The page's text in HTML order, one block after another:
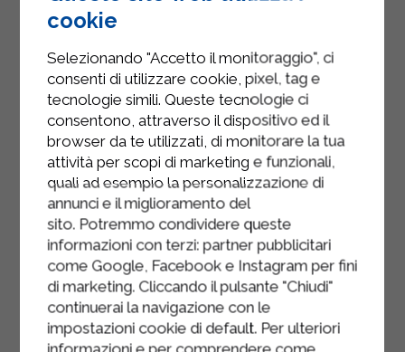
chauffez-la jusqu'à ce qu'elle soit
Mélangez bien la crème et le
chocolat fondu. Déposez une
cuillerée de ganache sur les truffes
pandoro.
Décorez les truffes avec des
noisettes ou des amandes hachées
et servez.
cookie
Selezionando "Accetto il monitoraggio", ci
consenti di utilizzare cookie, pixel, tag e
tecnologie simili. Queste tecnologie ci
consentono, attraverso il dispositivo ed il
browser da te utilizzati, di monitorare la tua
attività per scopi di marketing e funzionali,
quali ad esempio la personalizzazione di
annunci e il miglioramento del
sito. Potremmo condividere queste
informazioni con terzi: partner pubblicitari
come Google, Facebook e Instagram per fini
di marketing. Cliccando il pulsante "Chiudi"
continuerai la navigazione con le
impostazioni cookie di default. Per ulteriori
informazioni e per comprendere come